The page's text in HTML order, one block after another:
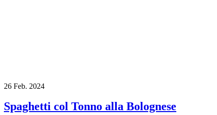
26 Feb. 2024
Spaghetti col Tonno alla Bolognese